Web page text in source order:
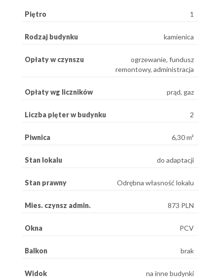
Piętro 1
Rodzaj budynku kamienica
Opłaty w czynszu
ogrzewanie, fundusz
remontowy, administracja
Opłaty wg liczników prąd, gaz
Liczba pięter w budynku 2
Piwnica 6,30 m²
Stan lokalu do adaptacji
Stan prawny Odrębna własność lokalu
Mies. czynsz admin. 873 PLN
Okna PCV
Balkon brak
Widok na inne budynki